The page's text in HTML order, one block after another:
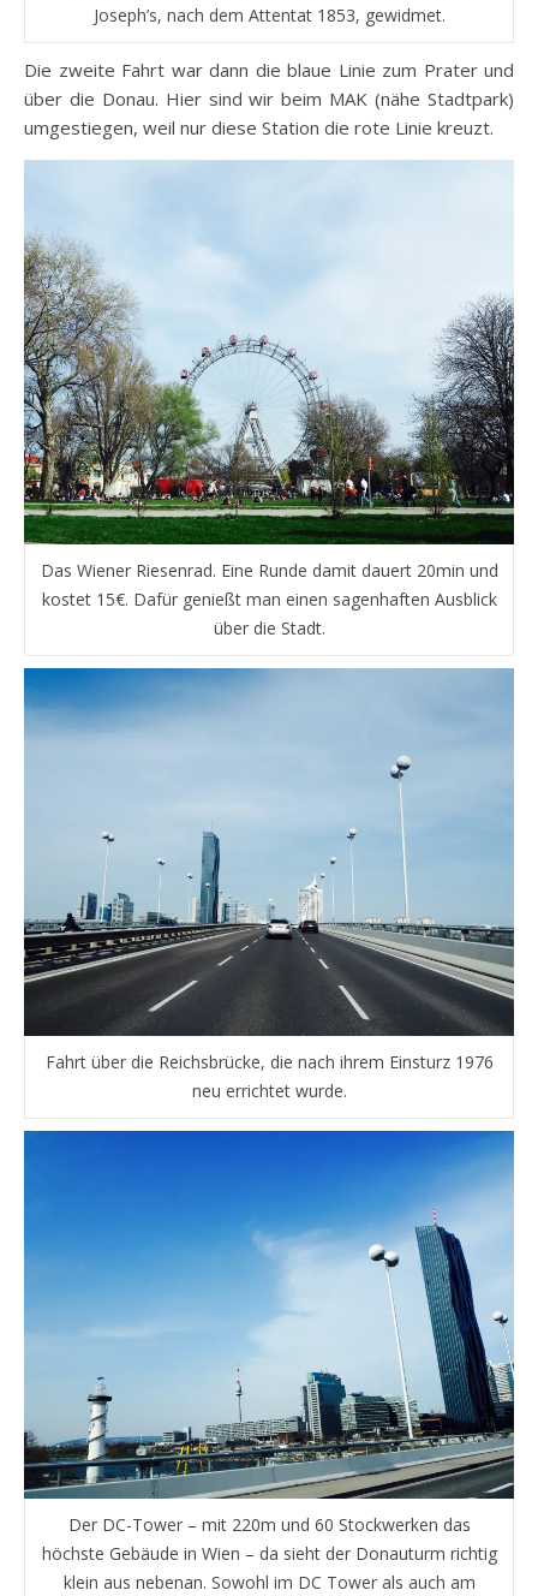
Joseph’s, nach dem Attentat 1853, gewidmet.
Die zweite Fahrt war dann die blaue Linie zum Prater und
über die Donau. Hier sind wir beim MAK (nähe Stadtpark)
umgestiegen, weil nur diese Station die rote Linie kreuzt.
Das Wiener Riesenrad. Eine Runde damit dauert 20min und
kostet 15€. Dafür genießt man einen sagenhaften Ausblick
über die Stadt.
Fahrt über die Reichsbrücke, die nach ihrem Einsturz 1976
neu errichtet wurde.
Der DC-Tower – mit 220m und 60 Stockwerken das
höchste Gebäude in Wien – da sieht der Donauturm richtig
klein aus nebenan. Sowohl im DC Tower als auch am